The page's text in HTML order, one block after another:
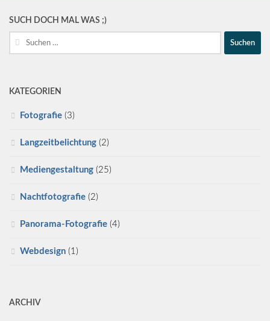
SUCH DOCH MAL WAS ;)
Suche
nach:
KATEGORIEN
Fotografie (3)
Langzeitbelichtung (2)
Mediengestaltung (25)
Nachtfotografie (2)
Panorama-Fotografie (4)
Webdesign (1)
ARCHIV